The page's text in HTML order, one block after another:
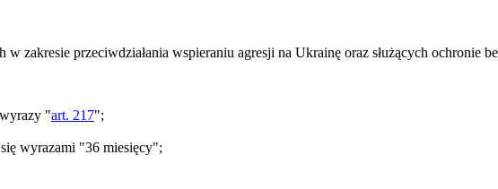
zakresie przeciwdziałania wspieraniu agresji na Ukrainę oraz służących ochronie
"art. 217";
wyrazami "36 miesięcy";